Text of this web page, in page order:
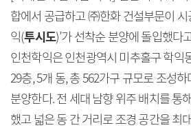
합에서 공급하고 ㈜한화 건설부문이 시
익(투시도)’가 선착순 분양에 돌입했다
인천학익은 인천광역시 미추홀구 학익
29층, 5개 동, 총 562가구 규모로 조성
분양한다. 전 세대 남향 위주 배치를 통
했고 넓은 동 간 거리로 조경 공간을 최